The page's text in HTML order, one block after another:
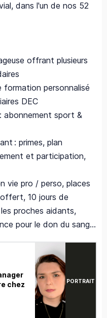
dans l'un de nos 52
offrant plusieurs
formation personnalisé
DEC
abonnement sport &
: primes, plan
et participation,
vie pro / perso, places
10 jours de
proches aidants,
pour le don du sang...
chez
PORTRAIT